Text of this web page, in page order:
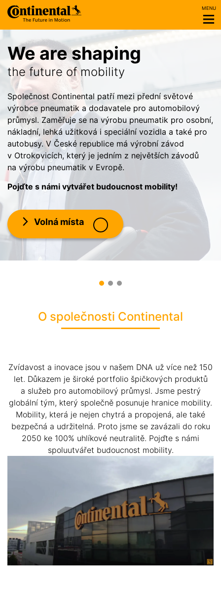
MENU
We are shaping
the future of mobility
Společnost Continental patří mezi přední světové
výrobce pneumatik a dodavatele pro automobilový
průmysl. Zaměřuje se na výrobu pneumatik pro osobní,
nákladní, lehká užitková i speciální vozidla a také pro
autobusy. V České republice má výrobní závod
v Otrokovicích, který je jedním z největších závodů
na výrobu pneumatik v Evropě.
Pojďte s námi vytvářet budoucnost mobility!
Volná místa
Patříme mezi
nejlepší zaměstnavatele v Česku!
V prestižní soutěži Sodexo Zaměstnavatel roku se
v regionech pravidelně umisťujeme na stupních vítězů,
otrokovický závod Continental Barum boduje
i celorepublikově.
Pojďte s námi vytvářet budoucnost mobility!
Volná místa
Firemní kultura,
kde může každý naplno rozvinout
svůj potenciál.
U nás má každý férové příležitosti i ohodnocení. Jako
zlatý signatář Charty diverzity v našem pracovním
prostředí aktivně rozvíjíme principy otevřenosti,
rovnosti a inkluze.
Pojďte s námi vytvářet budoucnost mobility!
Volná místa
O společnosti Continental
Zvídavost a inovace jsou v našem DNA už více než 150
let. Důkazem je široké portfolio špičkových produktů
a služeb pro automobilový průmysl. Jsme pestrý
globální tým, který společně posunuje hranice mobility.
Mobility, která je nejen chytrá a propojená, ale také
bezpečná a udržitelná. Proto jsme se zavázali do roku
2050 ke 100% uhlíkové neutralitě. Pojďte s námi
spoluutvářet budoucnost mobility.